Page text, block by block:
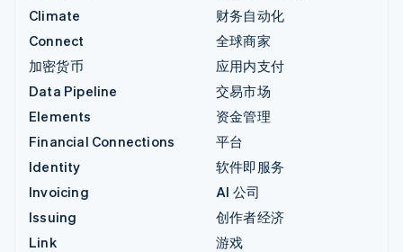
Climate
Connect
加密货币
Data Pipeline
Elements
Financial Connections
Identity
Invoicing
Issuing
Link
财务自动化
全球商家
应用内支付
交易市场
资金管理
平台
软件即服务
AI 公司
创作者经济
游戏